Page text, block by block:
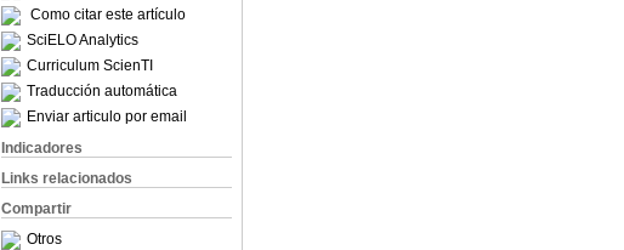
Como citar este artículo
SciELO Analytics
Curriculum ScienTI
Traducción automática
Enviar articulo por email
Indicadores
Links relacionados
Compartir
Otros